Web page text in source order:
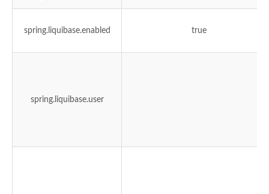
spring.liquibase.enabled true
spring.liquibase.user